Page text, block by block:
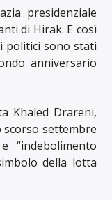
presidenziale
di Hirak. E così
politici sono stati
anniversario
Khaled Drareni,
scorso settembre
“indebolimento
della lotta